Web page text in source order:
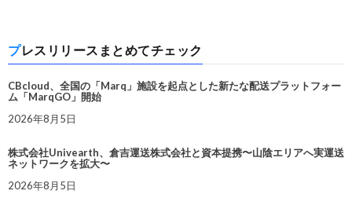
プレスリリースまとめてチェック
CBcloud、全国の「Marq」施設を起点とした新たな配送プラットフォー
ム「MarqGO」開始
2026年8月5日
株式会社Univearth、倉吉運送株式会社と資本提携〜山陰エリアへ実運送
ネットワークを拡大〜
2026年8月5日